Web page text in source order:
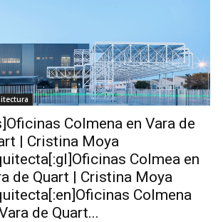
Colmena en Vara de
| Cristina Moya
Colmea en
de Quart | Cristina Moya
Colmena
de Quart...